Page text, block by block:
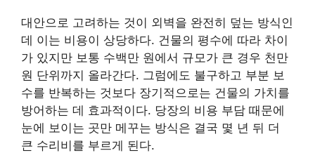
대안으로 고려하는 것이 외벽을 완전히 덮는 방식인
데 이는 비용이 상당하다. 건물의 평수에 따라 차이
가 있지만 보통 수백만 원에서 규모가 큰 경우 천만
원 단위까지 올라간다. 그럼에도 불구하고 부분 보
수를 반복하는 것보다 장기적으로는 건물의 가치를
방어하는 데 효과적이다. 당장의 비용 부담 때문에
눈에 보이는 곳만 메꾸는 방식은 결국 몇 년 뒤 더
큰 수리비를 부르게 된다.